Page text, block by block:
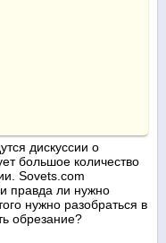
дискуссии о
большое количество
Sovets.com
правда ли нужно
нужно разобраться в
обрезание?